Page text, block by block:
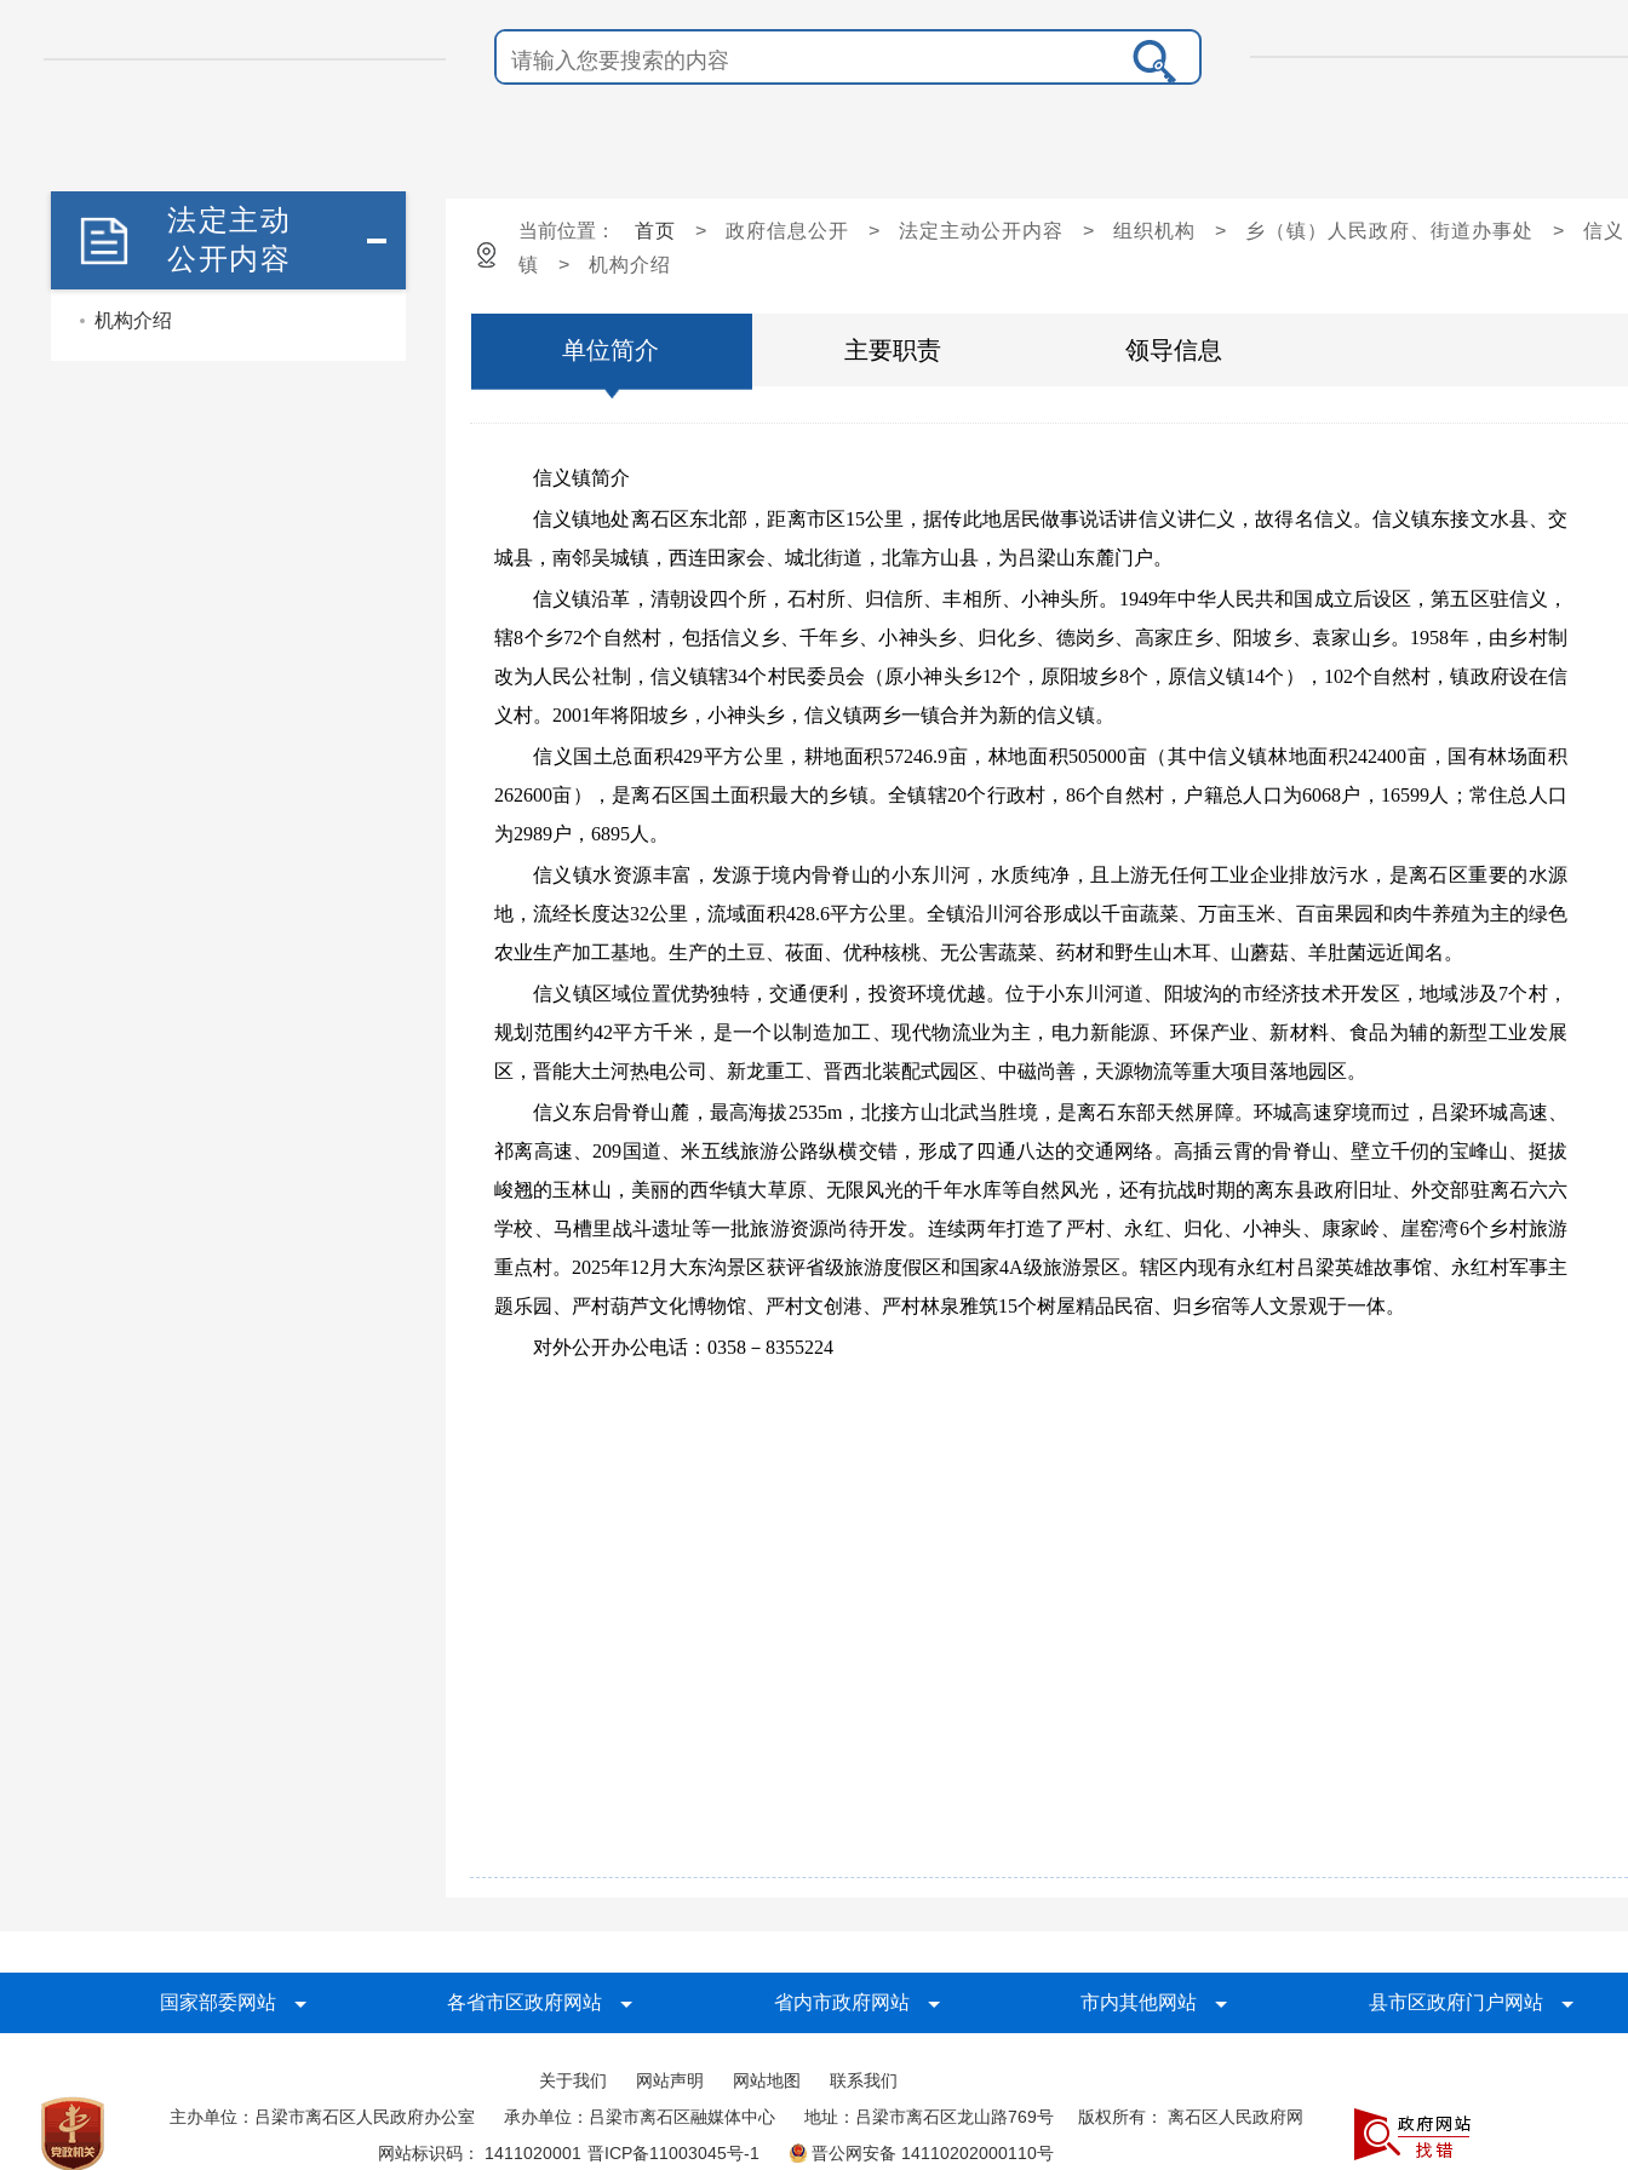
法定主动
公开内容
机构介绍
当前位置： 首页 > 政府信息公开 > 法定主动公开内容 > 组织机构 > 乡（镇）人民政府、街道办事处 >
信义
镇
> 机构介绍
单位简介 主要职责 领导信息
信义镇简介
信义镇地处离石区东北部，距离市区15公里，据传此地居民做事说话讲信义讲仁义 ，故得名信义。 信义镇东接文水县、交
城县，南邻吴城镇，西连田家会、城北街道，北靠方山县，为吕梁山东麓门户。
信义镇沿革，清朝设四个所，石村所、归信所、丰相所、小神头所。1949年中华人民共和国成立后设区，第五区驻信义，
辖8个乡72个自然村，包括信义乡、千年乡、小神头乡、归化乡、德岗乡、高家庄乡、阳坡乡、袁家山乡。1958年，由乡村制
改为人民公社制，信义镇辖34个村民委员会（原小神头乡12个，原阳坡乡8个，原信义镇14个），102个自然村，镇政府设在信
义村。2001年将阳坡乡，小神头乡，信义镇两乡一镇合并为新的信义镇。
信义国土总面积429平方公里，耕地面积57246.9亩，林地面积505000亩 （其中信义镇林地面积242400亩，国有林场面积
262600亩） ，是离石区国土面积最大的乡镇。全镇辖20个行政村， 86个自然村， 户籍总人口为6068户， 16599人 ； 常住总人口
为2989户，6895人 。
信义镇水资源丰富，发源于境内骨脊山的小东川河，水质纯净，且上游无任何工业企业排放污水 ， 是离石区重要的水源
地，流经长度达32公里，流域面积428.6平方公里 。 全镇沿川河谷形成以千亩蔬菜、万亩玉米、 百亩果园和肉牛养殖为主的绿色
农业生产加工基地。生产的土豆、莜面、优种核桃、无公害蔬菜、药材和野生山木耳、山蘑菇、羊肚菌远近闻名 。
信义镇区域位置优势独特，交通便利，投资环境优越。位于小东川河道、阳坡沟的市经济技术开发区，地域涉及 7个村 ，
规划范围约42平方千米，是一个以制造加工、现代物流业为主，电力新能源、环保产业、新材料、食品为辅的新型工业发展
区 ， 晋能大土河热电公司、新龙重工、晋西北装配式园区、中磁尚善，天源物流等重大项目落地园区。
信义东启骨脊山麓，最高海拔2535m，北接方山北武当胜境，是离石东部天然屏障。环城高速穿境而过，吕梁环城高速、
祁离高速、209国道、米五线旅游公路纵横交错，形成了 四通八达的交通网络。高插云霄的骨脊山、壁立千仞的宝峰山、挺拔
峻翘的玉林山，美丽的西华镇大草原、无限风光的千年水库等自然风光， 还有抗战时期的离东县政府旧址 、外交部驻离石六六
学校 、马槽里战斗遗址等一批旅游资源尚待开发。 连续两年打造了严村、永红、归化、小神头、康家岭、 崖窑湾6个乡村旅游
重点村。 2025年12月 大东沟景区获评省级旅游度假区和国家4A级旅游景区。辖区内现有永红村吕梁英雄故事馆、永红村军事主
题乐园、严村葫芦文化博物馆、严村文创港、 严村林泉雅筑15个树屋精品民宿、归乡宿等人文景观于一体。
对外公开办公电话：0358－8355224
国家部委网站 各省市区政府网站 省内市政府网站 市内其他网站 县市区政府门户网站
关于我们 网站声明 网站地图
联系我们
主办单位：吕梁市离石区人民政府办公室
承办单位：吕梁市离石区融媒体中心 地址：吕梁市离石区龙山路769号
版权所有： 离石区人民政府网
网站标识码： 1411020001 晋ICP备11003045号-1 晋公网安备 14110202000110号